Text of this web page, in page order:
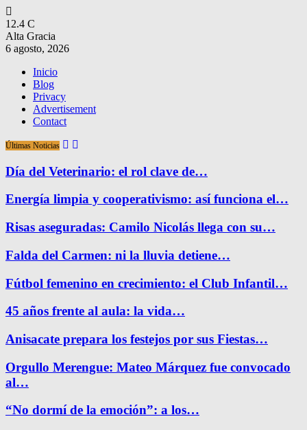
12.4 C
Alta Gracia
6 agosto, 2026
Inicio
Blog
Privacy
Advertisement
Contact
Últimas Noticias
Día del Veterinario: el rol clave de…
Energía limpia y cooperativismo: así funciona el…
Risas aseguradas: Camilo Nicolás llega con su…
Falda del Carmen: ni la lluvia detiene…
Fútbol femenino en crecimiento: el Club Infantil…
45 años frente al aula: la vida…
Anisacate prepara los festejos por sus Fiestas…
Orgullo Merengue: Mateo Márquez fue convocado
al…
“No dormí de la emoción”: a los…